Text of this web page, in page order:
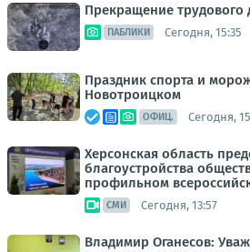
Прекращение трудового
ПАБЛИКИ Сегодня, 15:35
Праздник спорта и
Новотроицком
ОФИЦ. Сегодня,
Херсонская область
благоустройства
профильном
СМИ Сегодня, 13:57
Владимир Оганесов: